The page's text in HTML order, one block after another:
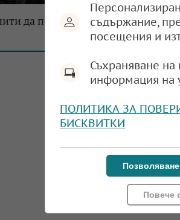
да подобри ликвидността си
11:10, 11.11.2022
съдържание,
посещения и
Съхраняване
информация на
ПОЛИТИКА ЗА
БИСКВИТКИ
Повече